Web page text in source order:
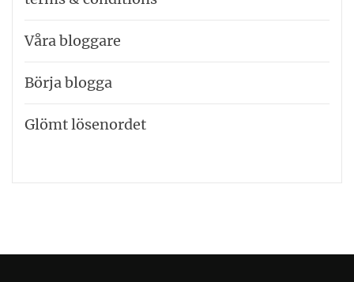
Våra bloggare
Börja blogga
Glömt lösenordet